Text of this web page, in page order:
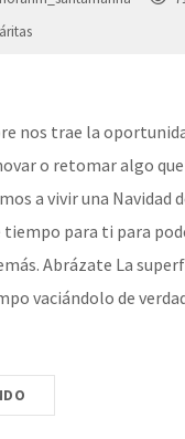
nos trae la
o retomar algo
a vivir una Navidad
tiempo para ti para
Abrázate La
vaciándolo de